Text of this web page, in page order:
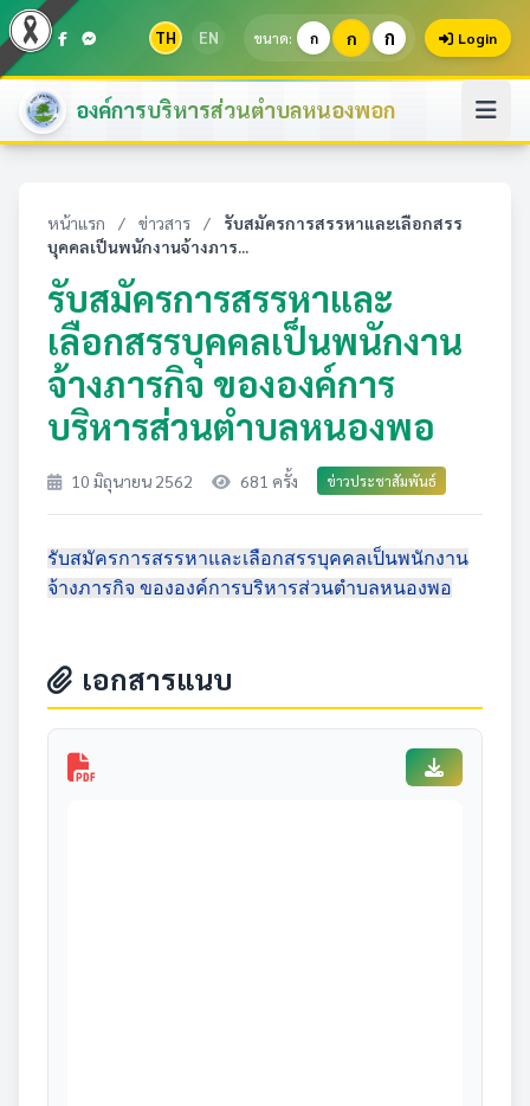
TH EN ขนาด: ก ก ก Login
องค์การบริหารส่วนตำบลหนองพอก
หน้าแรก / ข่าวสาร /
รับสมัครการสรรหาและเลือกสรร
บุคคลเป็นพนักงานจ้างภาร...
รับสมัครการสรรหาและ
เลือกสรรบุคคลเป็นพนักงาน
จ้างภารกิจ ขององค์การ
บริหารส่วนตำบลหนองพอ
10 มิถุนายน 2562 681 ครั้ง ข่าวประชาสัมพันธ์
รับสมัครการสรรหาและเลือกสรรบุคคลเป็นพนักงาน
จ้างภารกิจ ขององค์การบริหารส่วนตำบลหนองพอ
เอกสารแนบ